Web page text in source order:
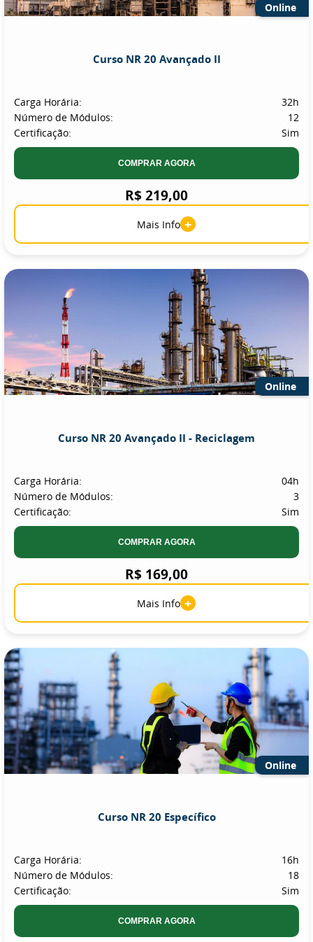
Online
Curso NR 20 Avançado II
Carga Horária:
32h
Número de Módulos:
12
Certificação:
Sim
COMPRAR AGORA
R$ 219,00
Mais Info +
Online
Curso NR 20 Avançado II - Reciclagem
Carga Horária:
04h
Número de Módulos:
3
Certificação:
Sim
COMPRAR AGORA
R$ 169,00
Mais Info +
Online
Curso NR 20 Específico
Carga Horária:
16h
Número de Módulos:
18
Certificação:
Sim
COMPRAR AGORA